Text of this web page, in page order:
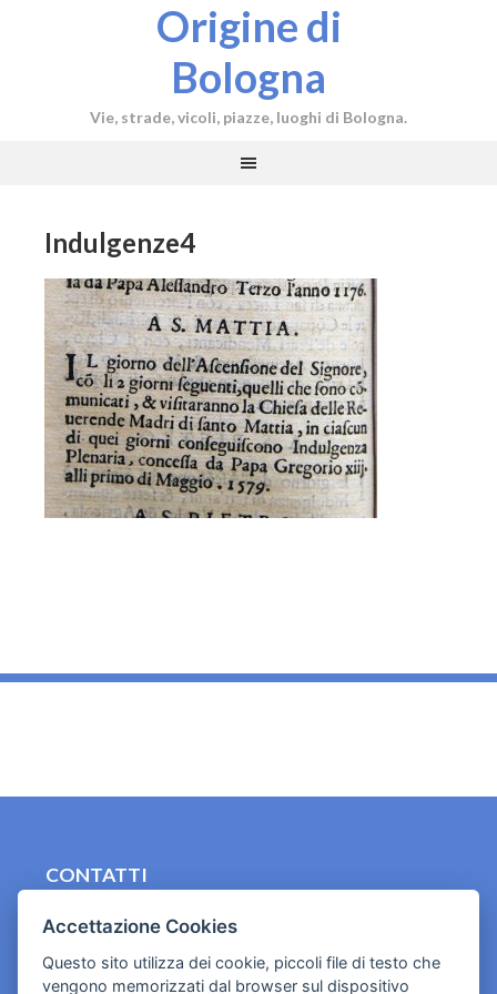
Origine di
Bologna
Vie, strade, vicoli, piazze, luoghi di Bologna.
Indulgenze4
CONTATTI
Cookies e informativa privacy
Accettazione Cookies
Questo sito utilizza dei cookie, piccoli file di testo che
vengono memorizzati dal browser sul dispositivo